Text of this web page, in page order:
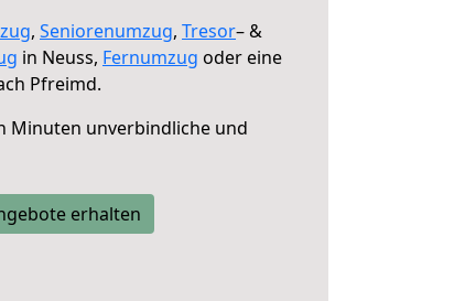
, Seniorenumzug, Tresor– &
in Neuss, Fernumzug oder eine
Pfreimd.
Minuten unverbindliche und
erhalten